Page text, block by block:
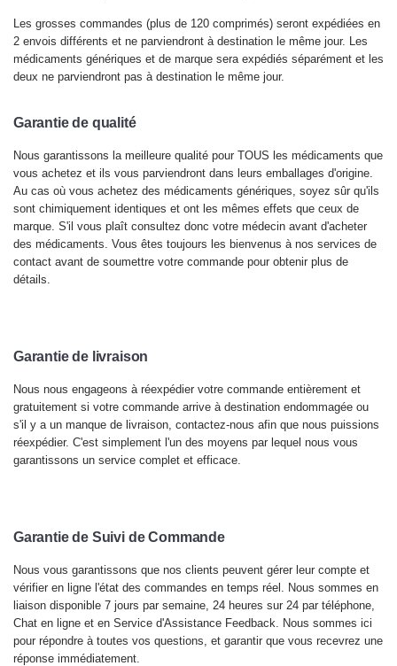
Les grosses commandes (plus de 120 comprimés) seront expédiées en
2 envois différents et ne parviendront à destination le même jour. Les
médicaments génériques et de marque sera expédiés séparément et les
deux ne parviendront pas à destination le même jour.
Garantie de qualité
Nous garantissons la meilleure qualité pour TOUS les médicaments que
vous achetez et ils vous parviendront dans leurs emballages d'origine.
Au cas où vous achetez des médicaments génériques, soyez sûr qu'ils
sont chimiquement identiques et ont les mêmes effets que ceux de
marque. S'il vous plaît consultez donc votre médecin avant d'acheter
des médicaments. Vous êtes toujours les bienvenus à nos services de
contact avant de soumettre votre commande pour obtenir plus de
détails.
Garantie de livraison
Nous nous engageons à réexpédier votre commande entièrement et
gratuitement si votre commande arrive à destination endommagée ou
s'il y a un manque de livraison, contactez-nous afin que nous puissions
réexpédier. C'est simplement l'un des moyens par lequel nous vous
garantissons un service complet et efficace.
Garantie de Suivi de Commande
Nous vous garantissons que nos clients peuvent gérer leur compte et
vérifier en ligne l'état des commandes en temps réel. Nous sommes en
liaison disponible 7 jours par semaine, 24 heures sur 24 par téléphone,
Chat en ligne et en Service d'Assistance Feedback. Nous sommes ici
pour répondre à toutes vos questions, et garantir que vous recevrez une
réponse immédiatement.